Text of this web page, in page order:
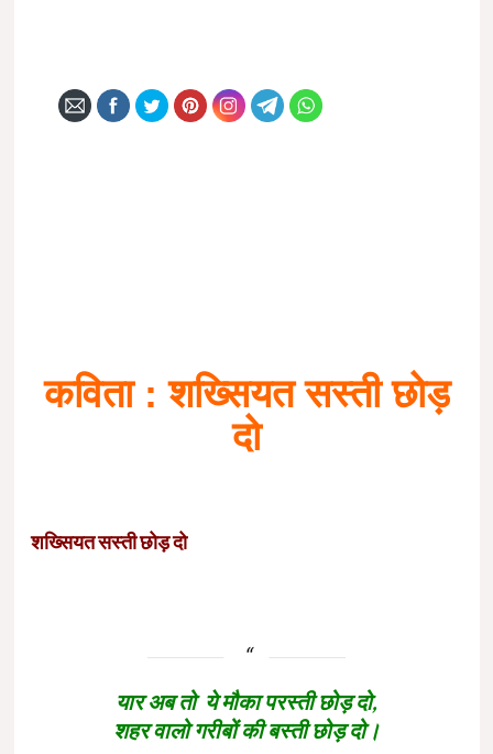
कविता : शख्सियत सस्ती छोड़
दो
शख्सियत सस्ती छोड़ दो
यार अब तो ये मौका परस्ती छोड़ दो,
शहर वालो गरीबों की बस्ती छोड़ दो।